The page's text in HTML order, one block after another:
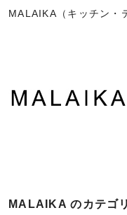
MALAIKA（キッチン・
MALAIKA のカテゴリ